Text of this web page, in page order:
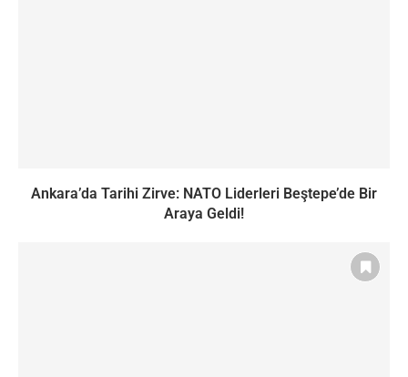
Ankara’da Tarihi Zirve: NATO Liderleri Beştepe’de Bir
Araya Geldi!